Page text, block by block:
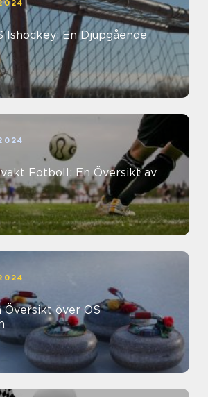
Ishockey: En Djupgående
Fotboll: En Översikt av
Översikt över OS